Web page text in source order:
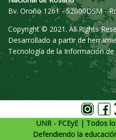
Bv. Oroño 1261 - S2000DSM -
Copyright © 2021. All Rights
Desarrollado a partir de
Tecnología de la Información de
UNR - FCEyE | Todos
Defendiendo la